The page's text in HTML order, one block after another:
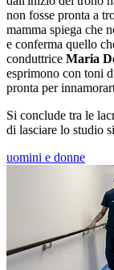
non fosse pronta a
mamma spiega che
e conferma quello
conduttrice Maria
esprimono con toni
pronta per
Si conclude tra le
di lasciare lo studio
uomini e donne